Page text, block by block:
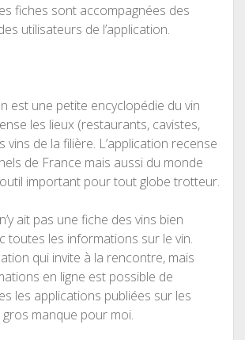
fiches sont accompagnées des
utilisateurs de l’application.
est une petite encyclopédie du vin
les lieux (restaurants, cavistes,
vins de la filière. L’application recense
de France mais aussi du monde
outil important pour tout globe trotteur.
ait pas une fiche des vins bien
toutes les informations sur le vin.
qui invite à la rencontre, mais
en ligne est possible de
les applications publiées sur les
gros manque pour moi.